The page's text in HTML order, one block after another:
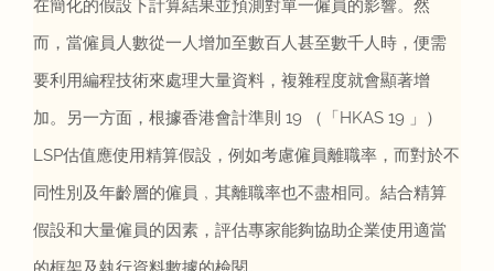
在簡化的假設下計算結果並預測對單一僱員的影響。然
而，當僱員人數從一人增加至數百人甚至數千人時，便需
要利用編程技術來處理大量資料，複雜程度就會顯著增
加。另一方面，根據香港會計準則 19 （「HKAS 19 」）
LSP估值應使用精算假設，例如考慮僱員離職率，而對於不
同性別及年齡層的僱員﹐其離職率也不盡相同。結合精算
假設和大量僱員的因素，評估專家能夠協助企業使用適當